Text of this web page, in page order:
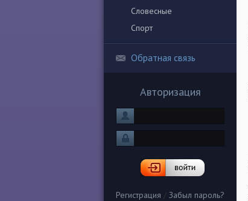
Словесные
Спорт
Обратная связь
Авторизация
Регистрация / Забыл пароль?